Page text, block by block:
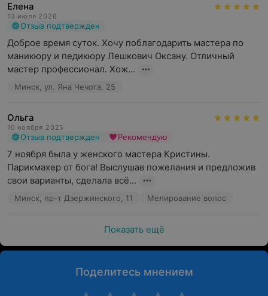
Елена
13 июля 2026
Отзыв подтвержден
Доброе время суток. Хочу поблагодарить мастера по
маникюру и педикюру Лешкович Оксану. Отличный
мастер профессионал. Хож...
Минск, ул. Яна Чечота, 25
Ольга
10 ноября 2025
Отзыв подтвержден Рекомендую
7 ноября была у женского мастера Кристины.
Парикмахер от бога! Выслушав пожелания и предложив
свои варианты, сделала всё...
Минск, пр-т Дзержинского, 11 Мелирование волос
Показать ещё
Поделитесь мнением